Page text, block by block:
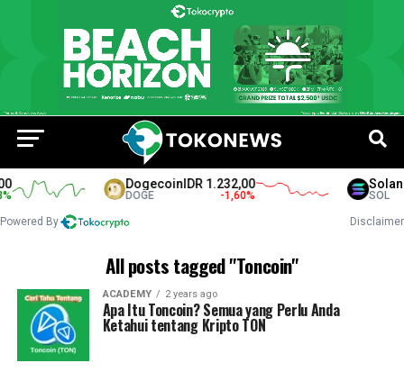
DogecoinIDR 1.232,00
DOGE -1,60 %
Solana
SOL
Powered By Disclaimer
All posts tagged "Toncoin"
ACADEMY 2 years ago
Apa Itu Toncoin? Semua yang Perlu Anda
Ketahui tentang Kripto TON